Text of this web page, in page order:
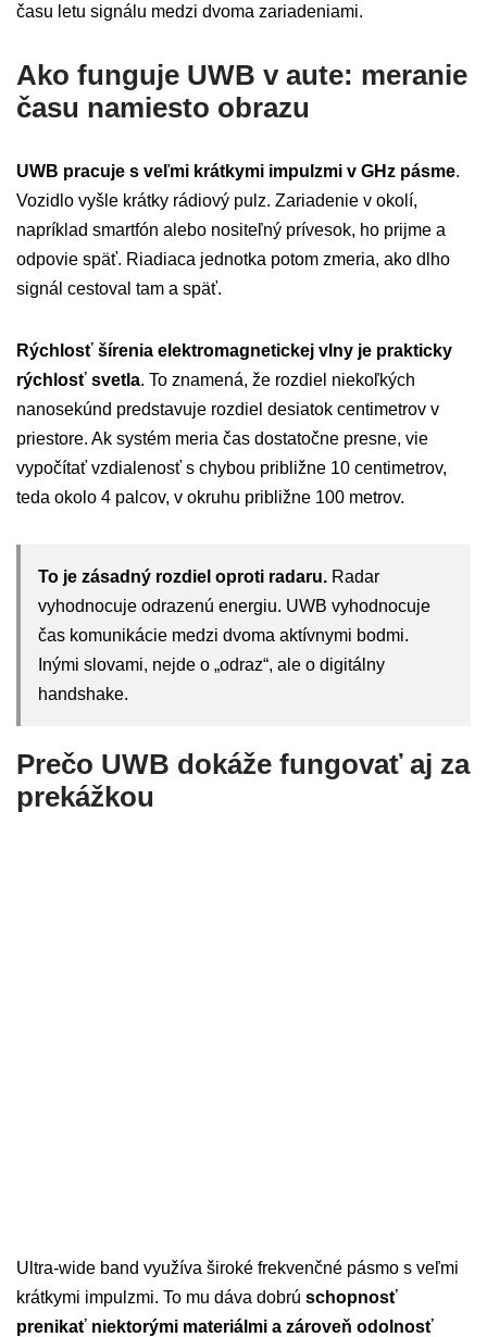
času letu signálu medzi dvoma zariadeniami.
Ako funguje UWB v aute: meranie
času namiesto obrazu
UWB pracuje s veľmi krátkymi impulzmi v GHz pásme.
Vozidlo vyšle krátky rádiový pulz. Zariadenie v okolí,
napríklad smartfón alebo nositeľný prívesok, ho prijme a
odpovie späť. Riadiaca jednotka potom zmeria, ako dlho
signál cestoval tam a späť.
Rýchlosť šírenia elektromagnetickej vlny je prakticky
rýchlosť svetla. To znamená, že rozdiel niekoľkých
nanosekúnd predstavuje rozdiel desiatok centimetrov v
priestore. Ak systém meria čas dostatočne presne, vie
vypočítať vzdialenosť s chybou približne 10 centimetrov,
teda okolo 4 palcov, v okruhu približne 100 metrov.
To je zásadný rozdiel oproti radaru. Radar
vyhodnocuje odrazenú energiu. UWB vyhodnocuje
čas komunikácie medzi dvoma aktívnymi bodmi.
Inými slovami, nejde o „odraz“, ale o digitálny
handshake.
Prečo UWB dokáže fungovať aj za
prekážkou
Ultra-wide band využíva široké frekvenčné pásmo s veľmi
krátkymi impulzmi. To mu dáva dobrú schopnosť
prenikať niektorými materiálmi a zároveň odolnosť